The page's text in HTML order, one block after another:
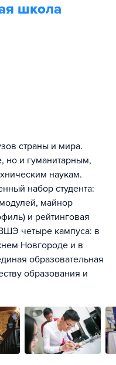
школа
страны и мира.
но и гуманитарным,
наукам.
набор студента:
майнор
и рейтинговая
четыре кампуса: в
Новгороде и в
образовательная
образования и